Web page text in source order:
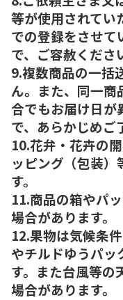
等が使用されてい
での登録をさせて
で、ご容赦くださ
9.複数商品の一括
ん。また、同一商
合でもお届け日が
で、あらかじめご
10.花弁・花卉の
ッピング（包装）
す。
11.商品の箱やパ
場合があります。
12.果物は気候条
やチルドゆうパッ
す。また台風等の
場合があります。